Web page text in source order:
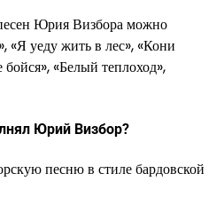
Юрия Визбора можно
«Я уеду жить в лес», «Кони
«Белый теплоход»,
Юрий Визбор?
песню в стиле бардовской